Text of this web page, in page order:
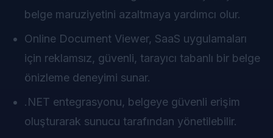
belge maruziyetini azaltmaya yardımcı olur.
Online Document Viewer, SaaS uygulamaları
için reklamsız, güvenli, tarayıcı tabanlı bir belge
önizleme deneyimi sunar.
.NET entegrasyonu, belgeye güvenli erişim
oluşturarak sunucu tarafından yönetilebilir.